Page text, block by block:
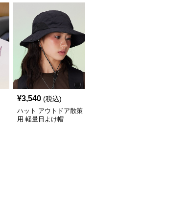
¥3,540 (税込)
ハット アウトドア散策
用 軽量日よけ帽